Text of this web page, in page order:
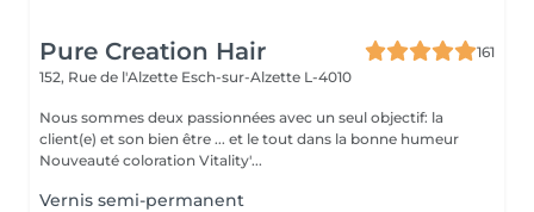
Pure Creation Hair
161
152, Rue de l'Alzette Esch-sur-Alzette L-4010
Nous sommes deux passionnées avec un seul objectif: la
client(e) et son bien être ... et le tout dans la bonne humeur
Nouveauté coloration Vitality'...
Vernis semi-permanent